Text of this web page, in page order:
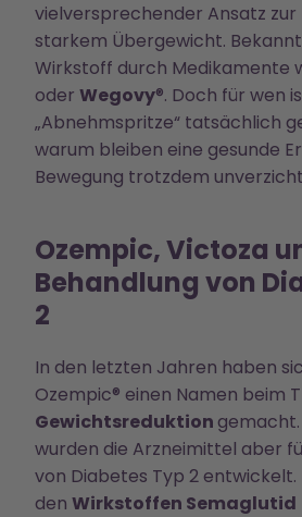
vielversprechender Ansatz zur
starkem Übergewicht.
Wirkstoff durch Medikamente
oder Wegovy®. Doch für wen
„Abnehmspritze“ tatsächlich
warum bleiben eine gesunde
Bewegung trotzdem
Ozempic, Victoza
Behandlung von
2
In den letzten Jahren haben
Ozempic® einen Namen beim
Gewichtsreduktion
wurden die Arzneimittel aber
von Diabetes Typ 2
den Wirkstoffen Semaglutid